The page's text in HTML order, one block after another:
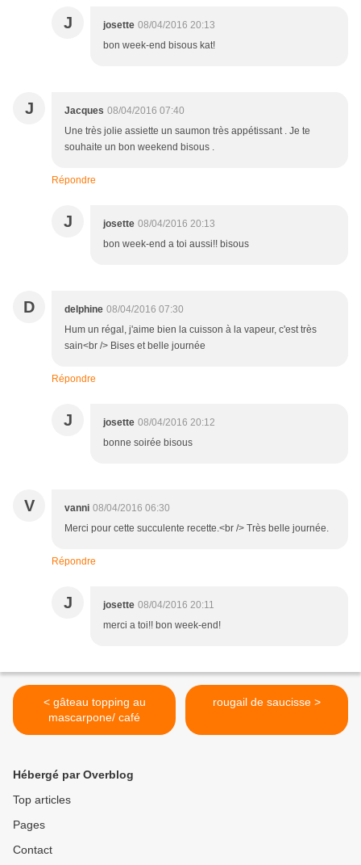
J josette 08/04/2016 20:13
bon week-end bisous kat!
J Jacques 08/04/2016 07:40
Une très jolie assiette un saumon très appétissant . Je te
souhaite un bon weekend bisous .
Répondre
J josette 08/04/2016 20:13
bon week-end a toi aussi!! bisous
D delphine 08/04/2016 07:30
Hum un régal, j'aime bien la cuisson à la vapeur, c'est très
sain<br /> Bises et belle journée
Répondre
J josette 08/04/2016 20:12
bonne soirée bisous
V vanni 08/04/2016 06:30
Merci pour cette succulente recette.<br /> Très belle journée.
Répondre
J josette 08/04/2016 20:11
merci a toi!! bon week-end!
< gâteau topping au
mascarpone/ café
rougail de saucisse >
Hébergé par Overblog
Top articles
Pages
Contact